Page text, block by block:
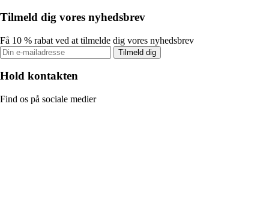
Tilmeld dig vores nyhedsbrev
Få 10 % rabat ved at tilmelde dig vores nyhedsbrev
Tilmeld dig
Hold kontakten
Find os på sociale medier